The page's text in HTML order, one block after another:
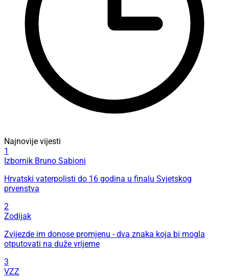
Najnovije vijesti
1
Izbornik Bruno Sabioni
Hrvatski vaterpolisti do 16 godina u finalu Svjetskog
prvenstva
2
Zodijak
Zvijezde im donose promjenu - dva znaka koja bi mogla
otputovati na duže vrijeme
3
VZZ